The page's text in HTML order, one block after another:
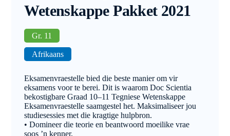
Wetenskappe Pakket 2021
Gr. 11
Afrikaans
Eksamenvraestelle bied die beste manier om vir
eksamens voor te berei. Dit is waarom Doc Scientia
bekostigbare Graad 10–11 Tegniese Wetenskappe
Eksamenvraestelle saamgestel het. Maksimaliseer jou
studiesessies met die kragtige hulpbron.
• Domineer die teorie en beantwoord moeilike vrae
soos ’n kenner.